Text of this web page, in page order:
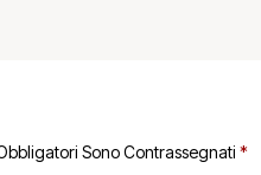
Sono Contrassegnati *